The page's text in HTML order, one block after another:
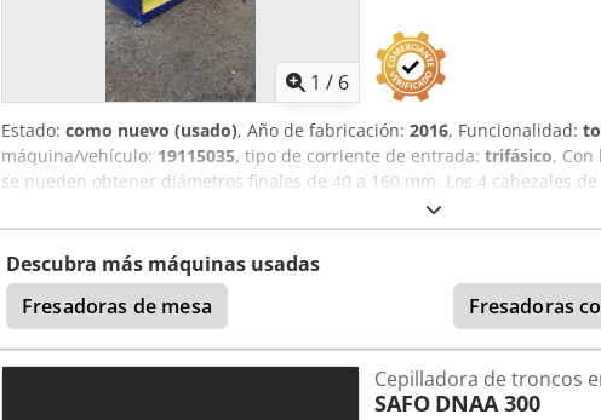
1 / 6
Estado: como nuevo (usado), Año de fabricación: 2016, Funcionalidad:
máquina/vehículo: 19115035, tipo de corriente de entrada: trifásico,
se pueden obtener diámetros finales de 40 a 160 mm. Los 4 cabezales
y cada uno lleva una cuchilla de acabado y una de desbaste. El motor de
cuchillas tiene una potencia de 30 kW, y el motor de avance, de 3 kW.
Descubra más máquinas usadas
Fresadoras de mesa
Fresadoras
Cepilladora de troncos
SAFO DNAA 300